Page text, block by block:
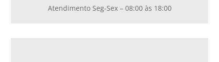
Atendimento Seg-Sex – 08:00 às 18:00